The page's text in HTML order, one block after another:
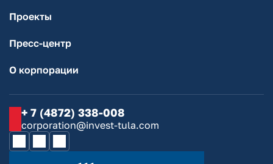
Проекты
Пресс-центр
О корпорации
+ 7 (4872) 338-008
corporation@invest-tula.com